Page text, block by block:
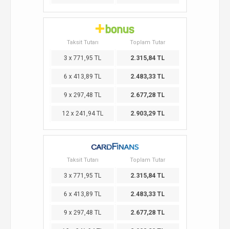
Taksit Tutarı Toplam Tutar
3 x 771,95 TL 2.315,84 TL
6 x 413,89 TL 2.483,33 TL
9 x 297,48 TL 2.677,28 TL
12 x 241,94 TL 2.903,29 TL
Taksit Tutarı Toplam Tutar
3 x 771,95 TL 2.315,84 TL
6 x 413,89 TL 2.483,33 TL
9 x 297,48 TL 2.677,28 TL